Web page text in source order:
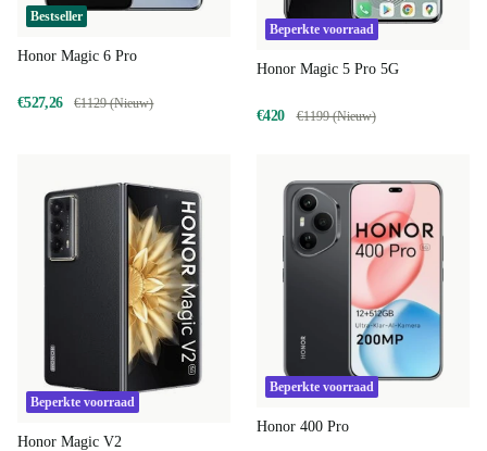
Bestseller
Honor Magic 6 Pro
€527,26 €1129 (Nieuw)
Beperkte voorraad
Honor Magic 5 Pro 5G
€420 €1199 (Nieuw)
Beperkte voorraad
Honor Magic V2
Beperkte voorraad
Honor 400 Pro